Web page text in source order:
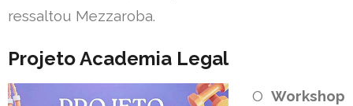
ressaltou Mezzaroba.
Projeto Academia Legal
O Workshop